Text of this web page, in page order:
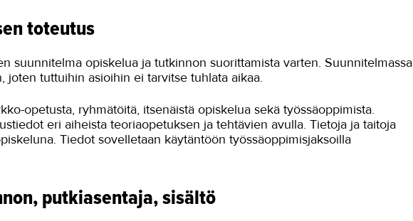
toteutus
suunnitelma opiskelua ja tutkinnon suorittamista varten. Suunnitelmassa
joten tuttuihin asioihin ei tarvitse tuhlata aikaa.
opetusta, ryhmätöitä, itsenäistä opiskelua sekä työssäoppimista.
eri aiheista teoriaopetuksen ja tehtävien avulla. Tietoja ja taitoja
Tiedot sovelletaan käytäntöön työssäoppimisjaksoilla
putkiasentaja, sisältö